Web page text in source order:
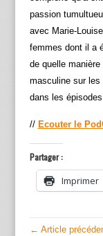
passion
avec Marie-
femmes dont il a
de quelle
masculine sur
dans les
// Ecouter le
Partager :
Imprimer
← Article